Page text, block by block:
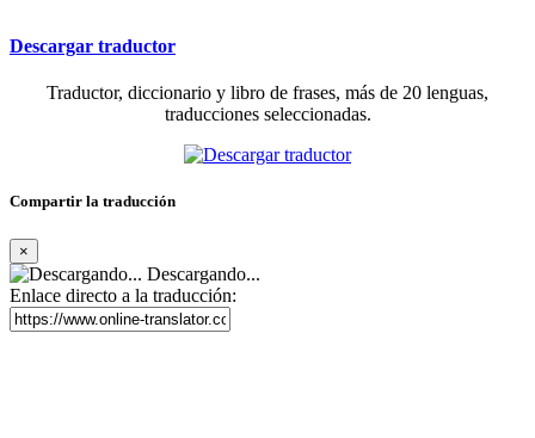
Descargar traductor
Traductor, diccionario y libro de frases, más de 20 lenguas,
traducciones seleccionadas.
Compartir la traducción
×
Descargando...
Enlace directo a la traducción: